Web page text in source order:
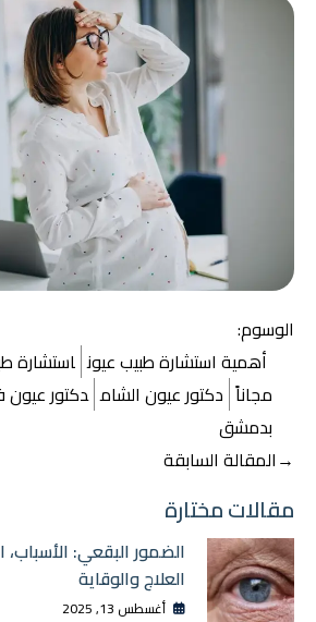
الوسوم:
أهمية استشارة طبيب عيون استشارة
مجاناً دكتور عيون الشام دكتور عيون
بدمشق
تصفّح
المقالات
→المقالة السابقة
مقالات مختارة
الضمور البقعي:
العلاج والوقاية
أغسطس 13, 2025